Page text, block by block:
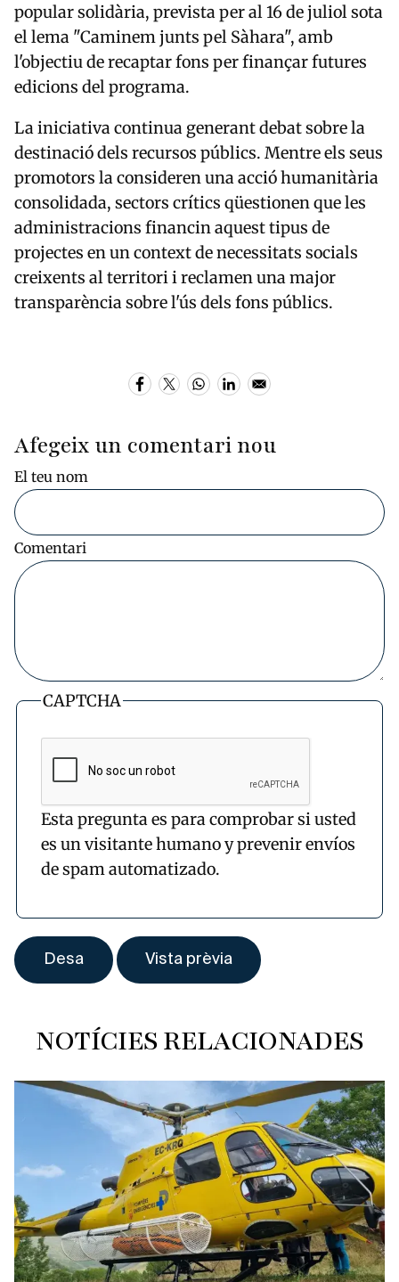
popular solidària, prevista per al 16 de juliol sota
el lema "Caminem junts pel Sàhara", amb
l'objectiu de recaptar fons per finançar futures
edicions del programa.
La iniciativa continua generant debat sobre la
destinació dels recursos públics. Mentre els seus
promotors la consideren una acció humanitària
consolidada, sectors crítics qüestionen que les
administracions financin aquest tipus de
projectes en un context de necessitats socials
creixents al territori i reclamen una major
transparència sobre l'ús dels fons públics.
Afegeix un comentari nou
El teu nom
Comentari
CAPTCHA
Esta pregunta es para comprobar si usted
es un visitante humano y prevenir envíos
de spam automatizado.
NOTÍCIES RELACIONADES